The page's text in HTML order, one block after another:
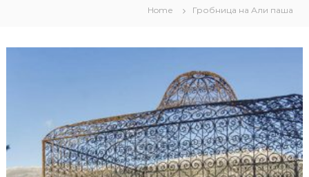
Home Гробница на Али паша